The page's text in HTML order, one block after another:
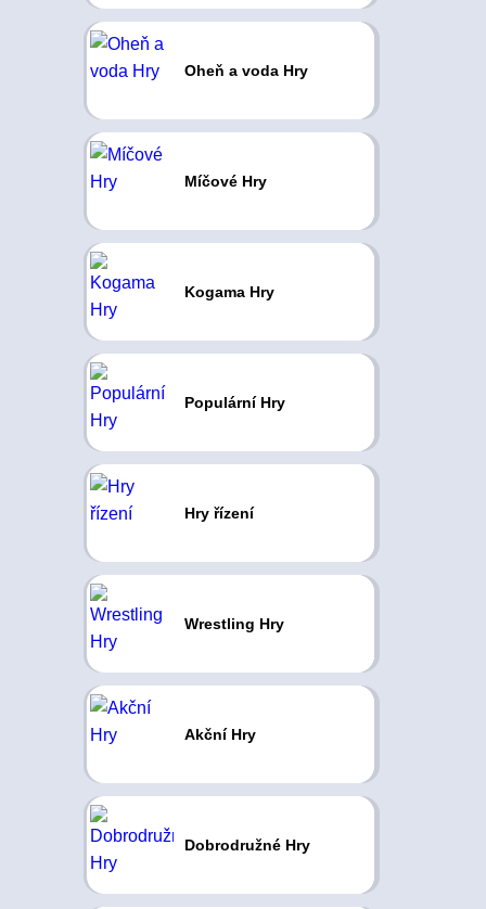
Oheň a voda Hry
Míčové Hry
Kogama Hry
Populární Hry
Hry řízení
Wrestling Hry
Akční Hry
Dobrodružné Hry